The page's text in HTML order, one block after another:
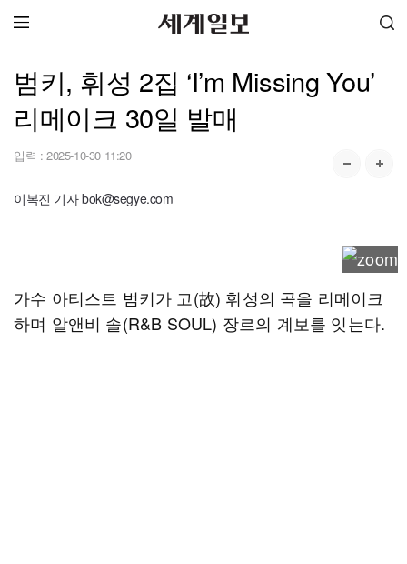
범키, 휘성 2집 ‘I’m Missing You’
리메이크 30일 발매
입력 : 2025-10-30 11:20
이복진 기자 bok@segye.com
가수 아티스트 범키가 고(故) 휘성의 곡을 리메이크
하며 알앤비 솔(R&B SOUL) 장르의 계보를 잇는다.